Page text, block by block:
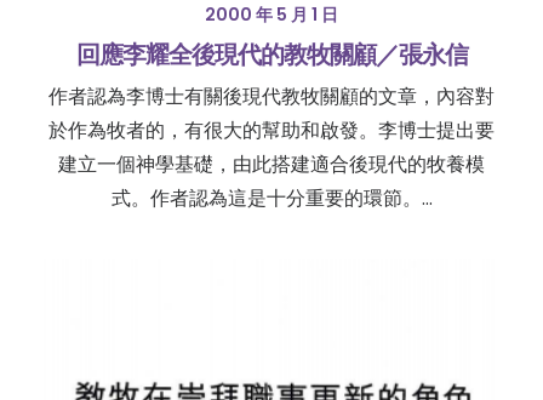
2000 年 5 月 1 日
回應李耀全後現代的教牧關顧／張永信
作者認為李博士有關後現代教牧關顧的文章，內容對
於作為牧者的，有很大的幫助和啟發。李博士提出要
建立一個神學基礎，由此搭建適合後現代的牧養模
式。作者認為這是十分重要的環節。…